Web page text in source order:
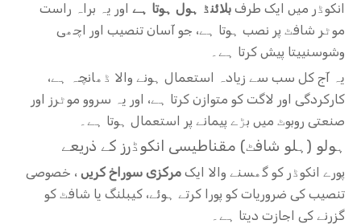
انکوڈر میں ایک طرف بلائنڈ ہول ہوتا ہے اور یہ براہ راست
موٹر شافٹ پر نصب ہوتا ہے، جو آسان تنصیب اور اچھی
وشوسنییتا پیش کرتا ہے۔
یہ آج کل سب سے زیادہ استعمال ہونے والا ڈھانچہ ہے،
کارکردگی اور لاگت کو متوازن کرتا ہے، اور یہ سروو موٹرز اور
صنعتی روبوٹ میں بڑے پیمانے پر استعمال ہوتا ہے۔
ہولو (ہلو شافٹ) مقناطیسی انکوڈرز کے ذریعے
پورے انکوڈر کو گھسنے والا ایک مرکزی سوراخ کریں ، خصوصی
تنصیب کی ضروریات کو پورا کرتے ہوئے، کیبلنگ یا شافٹ کو
گزرنے کی اجازت دیتا ہے۔